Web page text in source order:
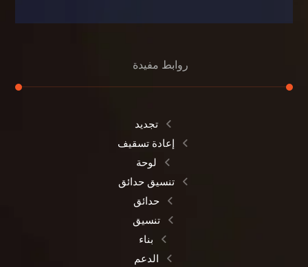
روابط مفيدة
تجديد
إعادة تسقيف
لوحة
تنسيق حدائق
حدائق
تنسيق
بناء
الدعم